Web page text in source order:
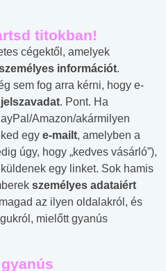
titokban!
cégektől, amelyek
információt.
sem fog arra kérni, hogy e-
jelszavadat. Pont. Ha
Amazon/akármilyen
egy e-mailt, amelyben a
úgy, hogy „kedves vásárló”),
egy linket. Sok hamis
személyes adataiért
az ilyen oldalakról, és
mielőtt gyanús